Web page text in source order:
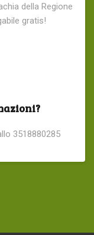
della Regione
gratis!
3518880285